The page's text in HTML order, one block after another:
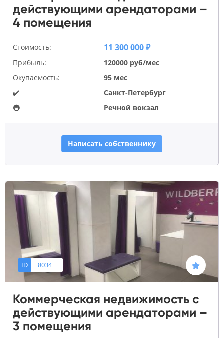
действующими арендаторами –
4 помещения
Стоимость: 11 300 000 ₽
Прибыль:
120000 руб/мес
Окупаемость:
95 мес
✔️
Санкт-Петербург
🚇
Речной вокзал
Написать собственнику
ID 8034
Коммерческая недвижимость с
действующими арендаторами –
3 помещения